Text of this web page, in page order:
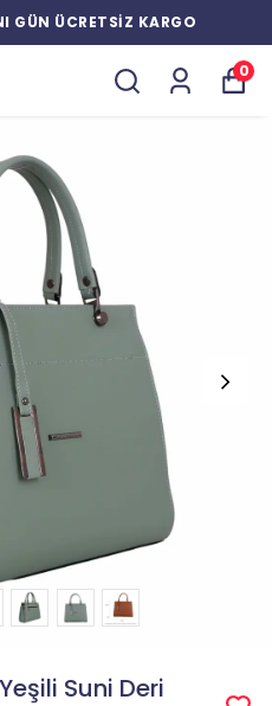
GÜN ÜCRETSİZ KARGO
0
Suni Deri